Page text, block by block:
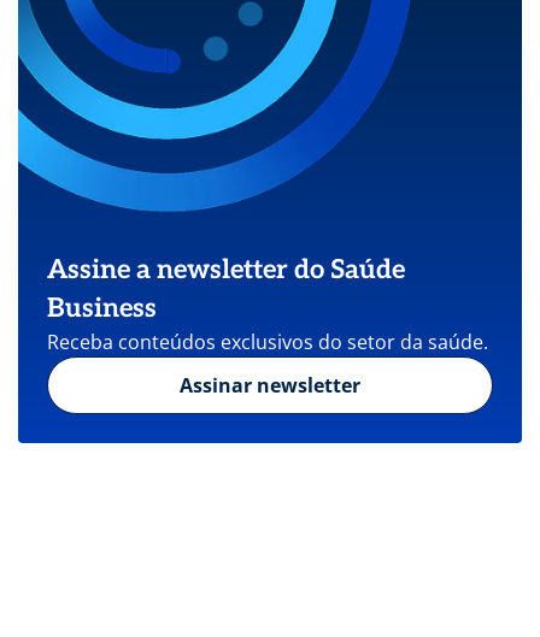
Assine a newsletter do Saúde
Business
Receba conteúdos exclusivos do setor da saúde.
Assinar newsletter